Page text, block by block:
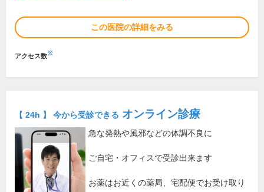
この医院の詳細をみる
アクセス数※
【 24h 】 今から受診できる オンライン診療
急な発熱や風邪などの体調不良に
ご自宅・オフィスで受診出来ます
お薬はお近くの薬局、宅配便でお受け取り